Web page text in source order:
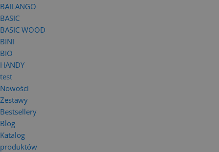
BAILANGO
BASIC
BASIC WOOD
BINI
BIO
HANDY
test
Nowości
Zestawy
Bestsellery
Blog
Katalog
produktów